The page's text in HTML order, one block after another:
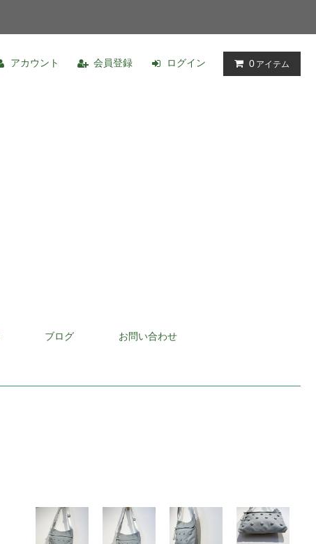
アカウント 会員登録 ログイン 0 アイテム
ブログ お問い合わせ